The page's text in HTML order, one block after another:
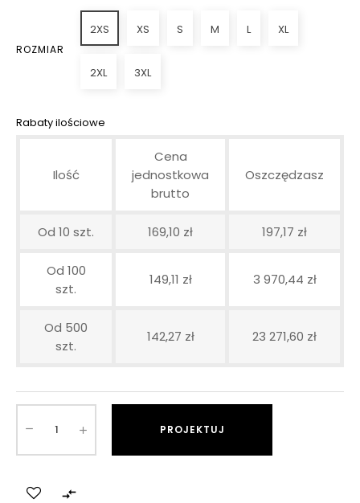
ROZMIAR
2XS XS S M L XL
2XL 3XL
Rabaty ilościowe
Ilość
Cena
jednostkowa
brutto
Oszczędzasz
Od 10 szt. 169,10 zł 197,17 zł
Od 100
szt.
149,11 zł 3 970,44 zł
Od 500
szt.
142,27 zł 23 271,60 zł
PROJEKTUJ
